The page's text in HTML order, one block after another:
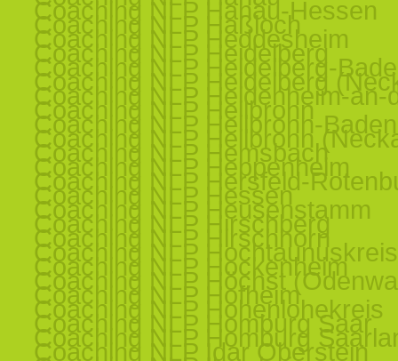
Coaching NLP Hanau-Hessen
Coaching NLP Haßloch
Coaching NLP Heddesheim
Coaching NLP Heidelberg
Coaching NLP Heidelberg-
Coaching NLP Heidelberg
Coaching NLP Heidenheim-an-
Coaching NLP Heilbronn
Coaching NLP Heilbronn-Baden
Coaching NLP Heilbronn
Coaching NLP Hemsbach
Coaching NLP Heppenheim
Coaching NLP Hersfeld-
Coaching NLP Hessen
Coaching NLP Heusenstamm
Coaching NLP Hirschberg
Coaching NLP Hirschhorn
Coaching NLP Hochtaunuskreis
Coaching NLP Hockenheim
Coaching NLP Höchst
Coaching NLP Hofheim
Coaching NLP Hohenlohekreis
Coaching NLP Homburg Saar
Coaching NLP Homburg
Coaching NLP Idar Oberstein